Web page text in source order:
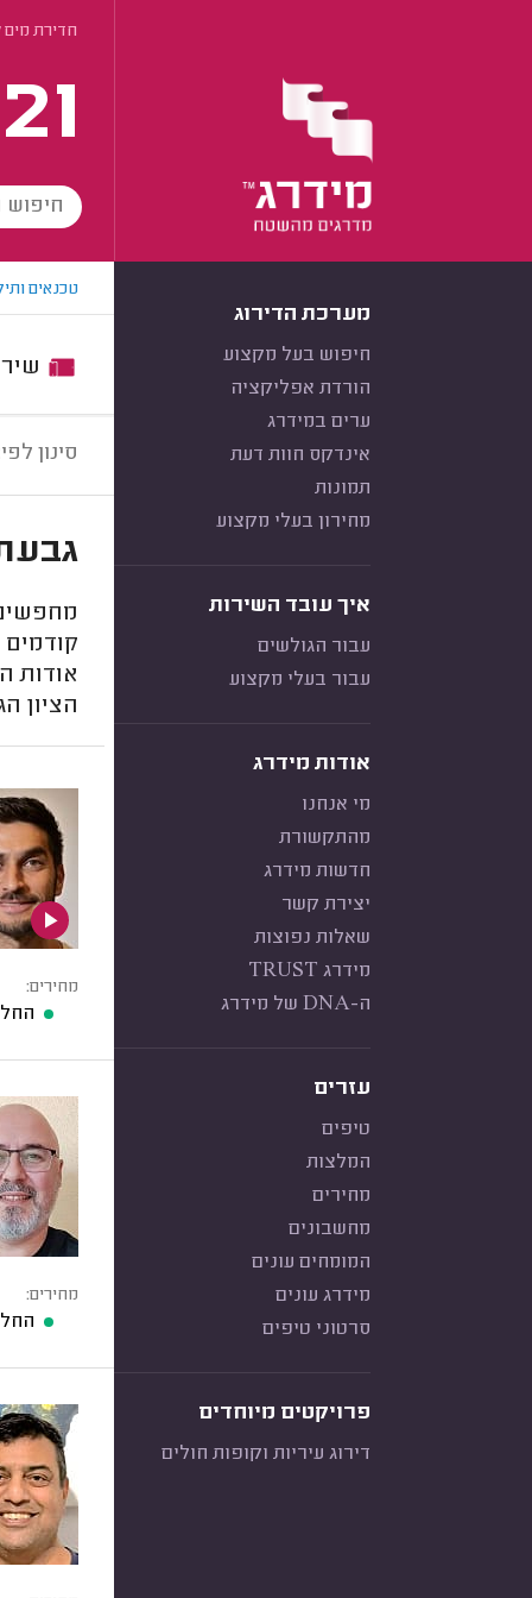
חדירת מים
מערכת הדירוג
חיפוש בעל מקצוע
הורדת אפליקציה
ערים במידרג
אינדקס חוות דעת
תמונות
מחירון בעלי מקצוע
איך עובד השירות
עבור הגולשים
עבור בעלי מקצוע
אודות מידרג
מי אנחנו
מהתקשורת
חדשות מידרג
יצירת קשר
שאלות נפוצות
מידרג TRUST
ה-DNA של מידרג
עזרים
טיפים
המלצות
מחירים
מחשבונים
המומחים עונים
מידרג עונים
סרטוני טיפים
פרויקטים מיוחדים
דירוג עיריות וקופות חולים
טכנאים
סינון
קודמים
אודות
הציון
מחירים:
החלפת
מחירים:
החלפת